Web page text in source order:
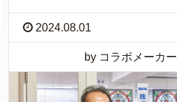
2024.08.01
by コラボメーカー